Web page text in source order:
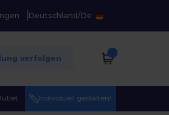
Deutschland/De
verfolgen
Individuell gestalten!